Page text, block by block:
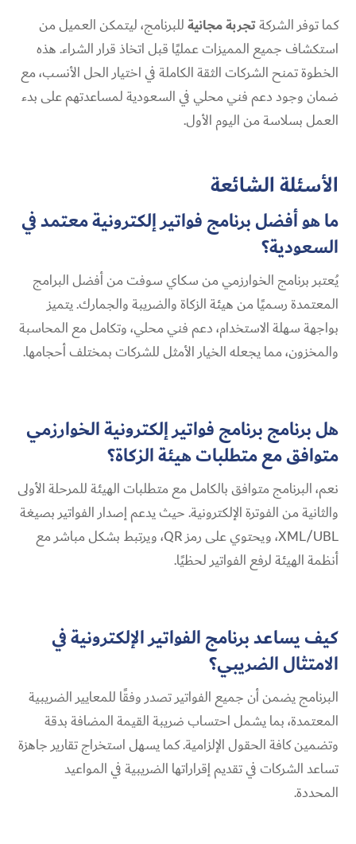
كما توفر الشركةتجربة مجانيةللبرنامج، ليتمكن العميل من
استكشاف جميع المميزات عمليًا قبل اتخاذ قرار الشراء. هذه
الخطوة تمنح الشركات الثقة الكاملة في اختيار الحل الأنسب، مع
ضمان وجود دعم فني محلي في السعودية لمساعدتهم على بدء
العمل بسلاسة من اليوم الأول.
الأسئلة الشائعة
ما هو أفضل برنامج فواتير إلكترونية معتمد في
السعودية؟
يُعتبر برنامج الخوارزمي من سكاي سوفت من أفضل البرامج
المعتمدة رسميًا من هيئة الزكاة والضريبة والجمارك. يتميز
بواجهة سهلة الاستخدام، دعم فني محلي، وتكامل مع المحاسبة
والمخزون، مما يجعله الخيار الأمثل للشركات بمختلف أحجامها.
هل برنامج برنامج فواتير إلكترونية الخوارزمي
متوافق مع متطلبات هيئة الزكاة؟
نعم، البرنامج متوافق بالكامل مع متطلبات الهيئة للمرحلة الأولى
والثانية من الفوترة الإلكترونية. حيث يدعم إصدار الفواتير بصيغة
XML/UBL، ويحتوي على رمز QR، ويرتبط بشكل مباشر مع
أنظمة الهيئة لرفع الفواتير لحظيًا.
كيف يساعد برنامج الفواتير الإلكترونية في
الامتثال الضريبي؟
البرنامج يضمن أن جميع الفواتير تصدر وفقًا للمعايير الضريبية
المعتمدة، بما يشمل احتساب ضريبة القيمة المضافة بدقة
وتضمين كافة الحقول الإلزامية. كما يسهل استخراج تقارير جاهزة
تساعد الشركات في تقديم إقراراتها الضريبية في المواعيد
المحددة.